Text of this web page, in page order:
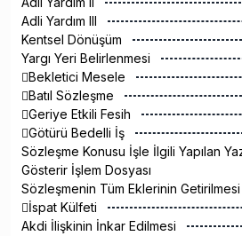
Adli Yardım III
Kentsel Dönüşüm
Yargı Yeri Belirlenmesi
Bekletici Mesele
Batıl Sözleşme
Geriye Etkili Fesih
Götürü Bedelli İş
Sözleşme Konusu İşle İlgili Yapılan
Gösterir İşlem Dosyası
Sözleşmenin Tüm Eklerinin Getirilmesi
İspat Külfeti
Akdi İlişkinin İnkar Edilmesi